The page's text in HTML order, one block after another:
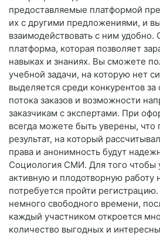
предоставляемые платформой
их с другими предложениями, и
взаимодействовать с ним
платформа, которая позволяет
навыках и знаниях. Вы сможете
учебной задачи, на которую нет
выделяется среди конкурентов
потока заказов и возможности
заказчикам с экспертами. При
всегда можете быть уверены, что
результат, на который
права и анонимность будут
Социология СМИ. Для того чтобы
активную и плодотворную работу
потребуется пройти
немного свободного времени,
каждый участником откроется
количество выгодных и